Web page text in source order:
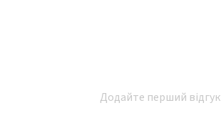
Додайте перший відгук